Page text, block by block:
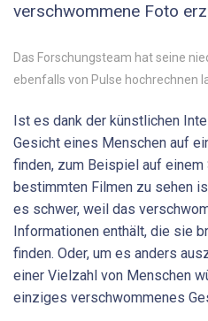
verschwommene Foto
Das Forschungsteam hat seine
ebenfalls von Pulse hochrechnen
Ist es dank der künstlichen
Gesicht eines Menschen auf
finden, zum Beispiel auf
bestimmten Filmen zu sehen
es schwer, weil das
Informationen enthält, die sie
finden. Oder, um es anders
einer Vielzahl von Menschen
einziges verschwommenes